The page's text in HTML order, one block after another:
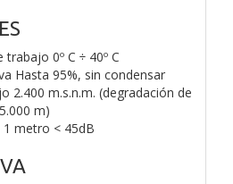
0º C ÷ 40º C
Hasta 95%, sin condensar
2.400 m.s.n.m. (degradación de
m)
metro < 45dB